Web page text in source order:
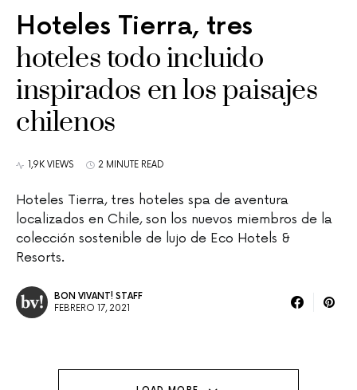
Hoteles Tierra, tres
hoteles todo incluido
inspirados en los paisajes
chilenos
1,9K VIEWS 2 MINUTE READ
Hoteles Tierra, tres hoteles spa de aventura
localizados en Chile, son los nuevos miembros de la
colección sostenible de lujo de Eco Hotels &
Resorts.
BON VIVANT! STAFF
FEBRERO 17, 2021